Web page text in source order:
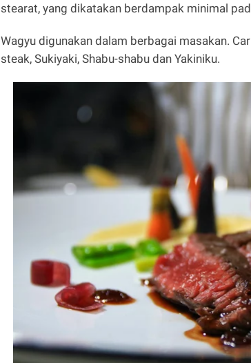
stearat, yang dikatakan berdampak minimal
Wagyu digunakan dalam berbagai masakan.
steak, Sukiyaki, Shabu-shabu dan Yakiniku.